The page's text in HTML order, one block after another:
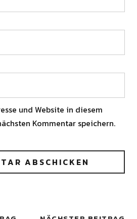
und Website in diesem
Kommentar speichern.